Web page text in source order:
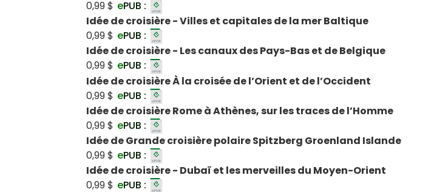
0,99 $ ePUB :
Idée de croisière - Villes et capitales de la mer Baltique
0,99 $ ePUB :
Idée de croisière - Les canaux des Pays-Bas et de Belgique
0,99 $ ePUB :
Idée de croisière À la croisée de l’Orient et de l’Occident
0,99 $ ePUB :
Idée de croisière Rome à Athènes, sur les traces de l’Homme
0,99 $ ePUB :
Idée de Grande croisière polaire Spitzberg Groenland Islande
0,99 $ ePUB :
Idée de croisière - Dubaï et les merveilles du Moyen-Orient
0,99 $ ePUB :